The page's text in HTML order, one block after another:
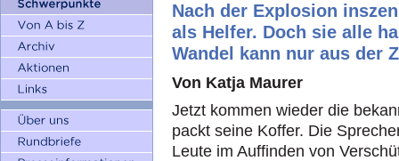
Nach der Explosion
als Helfer. Doch sie alle
Wandel kann nur aus der
Von Katja Maurer
Jetzt kommen wieder die
packt seine Koffer. Die
Leute im Auffinden von